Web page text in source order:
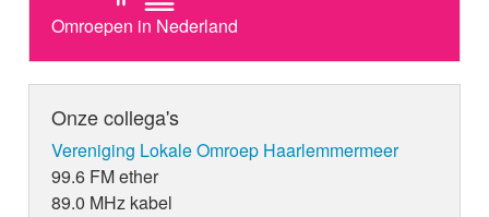
Omroepen in Nederland
Onze collega's
Vereniging Lokale Omroep Haarlemmermeer
99.6 FM ether
89.0 MHz kabel